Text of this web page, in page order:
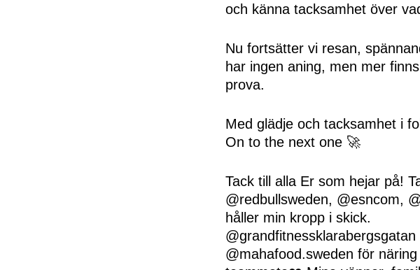
och känna tacksamhet över
Nu fortsätter vi resan,
har ingen aning, men mer
prova.
Med glädje och tacksamhet i
On to the next one 🚀
Tack till alla Er som hejar på!
@redbullsweden, @esncom,
håller min kropp i skick.
@mahafood.sweden för